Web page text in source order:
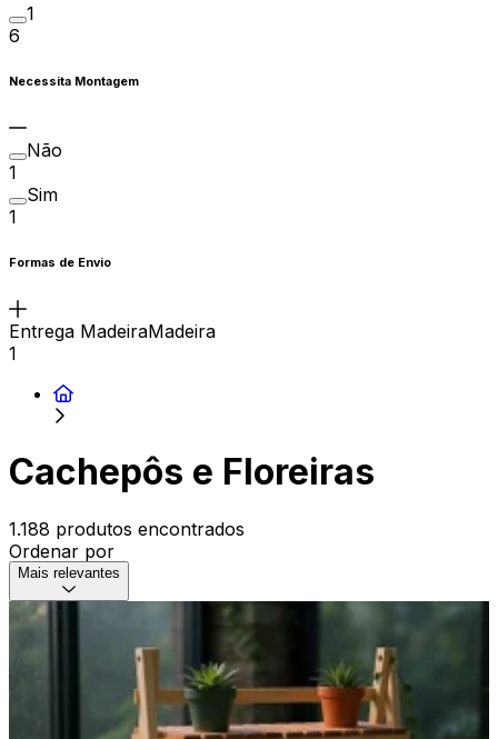
1
6
Necessita Montagem
Não
1
Sim
1
Formas de Envio
Entrega MadeiraMadeira
1
Cachepôs e Floreiras
1.188 produtos encontrados
Ordenar por
Mais relevantes